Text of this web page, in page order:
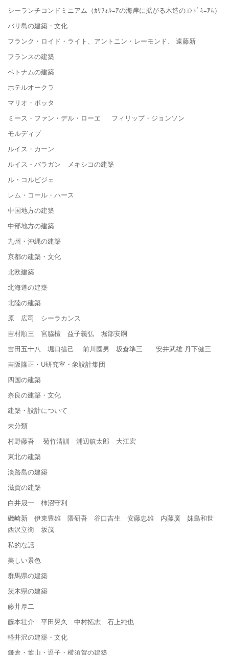
シーランチコンドミニアム（ｶﾘﾌｫﾙﾆｱの海岸に拡がる木造のｺﾝﾄﾞﾐﾆｱﾑ）
バリ島の建築・文化
フランク・ロイド・ライト、アントニン・レーモンド、 遠藤新
フランスの建築
ベトナムの建築
ホテルオークラ
マリオ・ボッタ
ミース・ファン・デル・ローエ フィリップ・ジョンソン
モルディブ
ルイス・カーン
ルイス・バラガン メキシコの建築
ル・コルビジェ
レム・コール・ハース
中国地方の建築
中部地方の建築
九州・沖縄の建築
京都の建築・文化
北欧建築
北海道の建築
北陸の建築
原 広司 シーラカンス
吉村順三 宮脇檀 益子義弘 堀部安嗣
吉田五十八 堀口捨己 前川國男 坂倉準三 安井武雄 丹下健三
吉阪隆正・U研究室・象設計集団
四国の建築
奈良の建築・文化
建築・設計について
未分類
村野藤吾 菊竹清訓 浦辺鎮太郎 大江宏
東北の建築
淡路島の建築
滋賀の建築
白井晟一 柿沼守利
磯崎新 伊東豊雄 隈研吾 谷口吉生 安藤忠雄 内藤廣 妹島和世
西沢立衛 坂茂
私的な話
美しい景色
群馬県の建築
茨木県の建築
藤井厚二
藤本壮介 平田晃久 中村拓志 石上純也
軽井沢の建築・文化
鎌倉・葉山・逗子・横須賀の建築